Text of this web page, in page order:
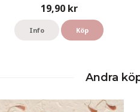
19,90 kr
Info Köp
Andra